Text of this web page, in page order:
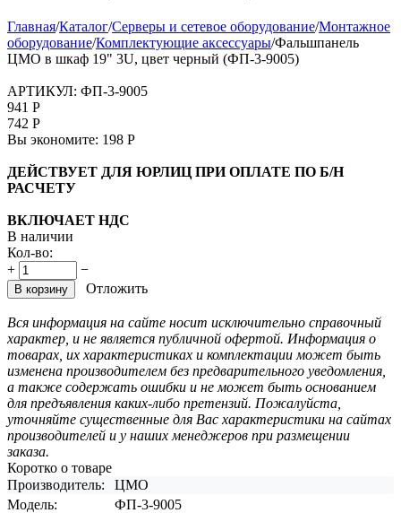
Главная/Каталог/Серверы и сетевое оборудование/Монтажное
оборудование/Комплектующие аксессуары/Фальшпанель
ЦМО в шкаф 19" 3U, цвет черный (ФП-3-9005)
АРТИКУЛ: ФП-3-9005
941 Р
742 Р
Вы экономите: 198 Р
ДЕЙСТВУЕТ ДЛЯ ЮРЛИЦ ПРИ ОПЛАТЕ ПО Б/Н
РАСЧЕТУ
ВКЛЮЧАЕТ НДС
В наличии
Кол-во:
+
−
В корзину Отложить
Вся информация на сайте носит исключительно справочный
характер, и не является публичной офертой. Информация о
товарах, их характеристиках и комплектации может быть
изменена производителем без предварительного уведомления,
а также содержать ошибки и не может быть основанием
для предъявления каких-либо претензий. Пожалуйста,
уточняйте существенные для Вас характеристики на сайтах
производителей и у наших менеджеров при размещении
заказа.
Коротко о товаре
Производитель:
ЦМО
Модель:
ФП-3-9005